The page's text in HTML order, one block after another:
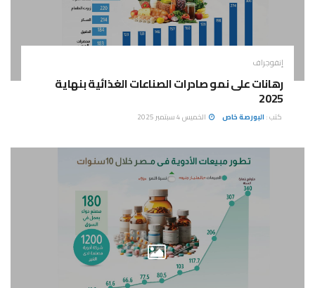
إنفوجراف
رهانات على نمو صادرات الصناعات الغذائية بنهاية
2025
كتب : البورصة خاص الخميس 4 سبتمبر 2025